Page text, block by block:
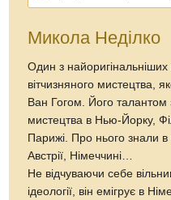
Микола Неділко
Один з найоригінальніших
вітчизняного мистецтва,
Ван Гогом. Його талантом
мистецтва в Нью-Йорку,
Парижі. Про нього знали
Австрії, Німеччині…
Не відчуваючи себе
ідеології, він емігрує в